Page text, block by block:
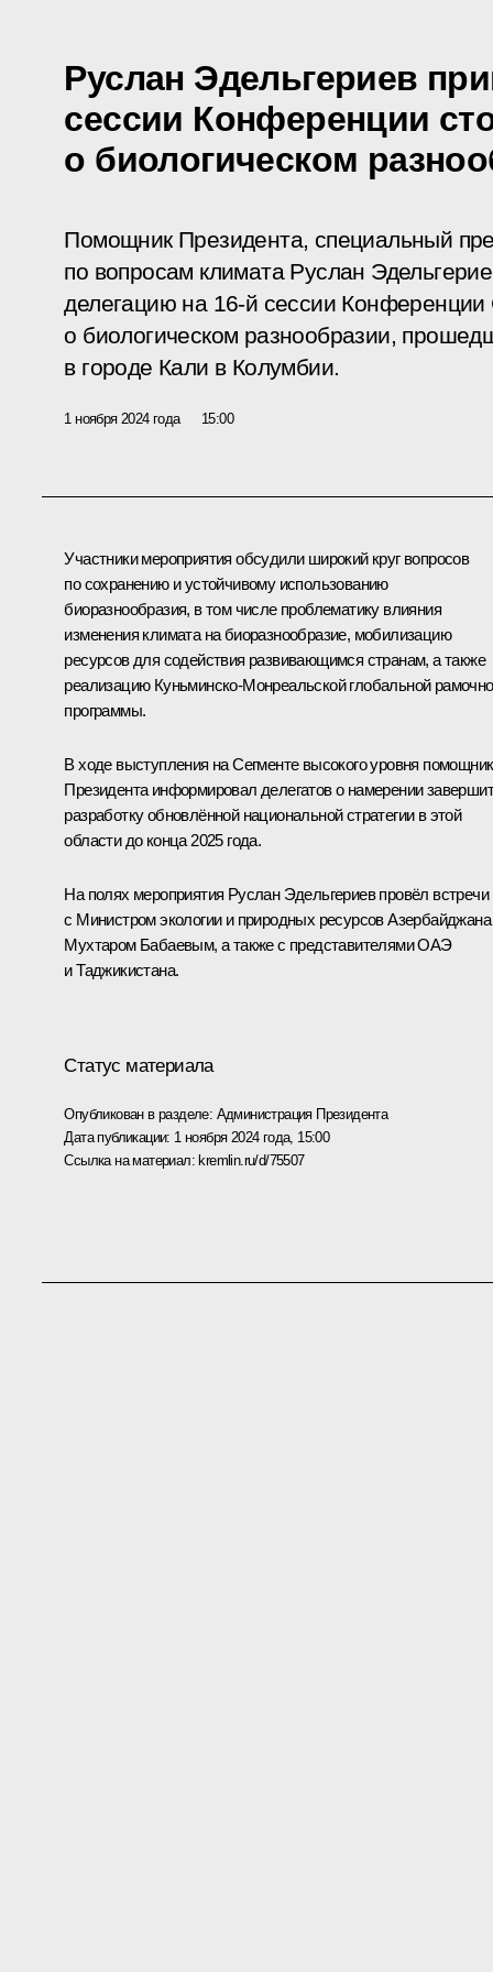
Руслан Эдельгериев
сессии Конференции
о биологическом
Помощник Президента, специальный
по вопросам климата Руслан
делегацию на 16-й сессии
о биологическом разнообразии,
в городе Кали в Колумбии.
1 ноября 2024 года 15:00
Участники мероприятия обсудили широкий круг вопросов
по сохранению и устойчивому использованию
биоразнообразия, в том числе проблематику влияния
изменения климата на биоразнообразие, мобилизацию
ресурсов для содействия развивающимся странам, а также
реализацию Куньминско-Монреальской глобальной
программы.
В ходе выступления на Сегменте высокого уровня помощник
Президента информировал делегатов о намерении
разработку обновлённой национальной стратегии в этой
области до конца 2025 года.
На полях мероприятия Руслан Эдельгериевпровёл встречи
с Министром экологии и природных ресурсов Азербайджана
Мухтаром Бабаевым, а также с представителями ОАЭ
и Таджикистана.
Статус материала
Опубликован в разделе: Администрация Президента
Дата публикации: 1 ноября 2024 года, 15:00
Ссылка на материал: kremlin.ru/d/75507